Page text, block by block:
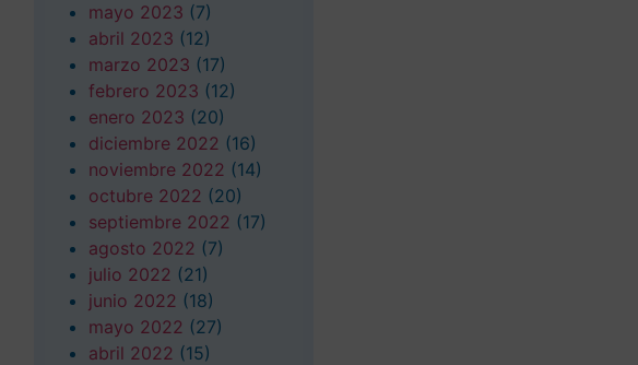
mayo 2023 (7)
abril 2023 (12)
marzo 2023 (17)
febrero 2023 (12)
enero 2023 (20)
diciembre 2022 (16)
noviembre 2022 (14)
octubre 2022 (20)
septiembre 2022 (17)
agosto 2022 (7)
julio 2022 (21)
junio 2022 (18)
mayo 2022 (27)
abril 2022 (15)